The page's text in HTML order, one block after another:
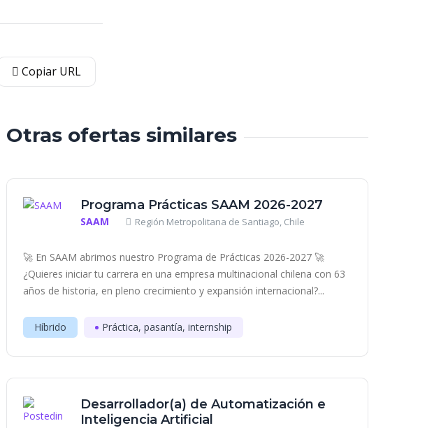
Copiar URL
Otras ofertas similares
Programa Prácticas SAAM 2026-2027
SAAM Región Metropolitana de Santiago, Chile
🚀 En SAAM abrimos nuestro Programa de Prácticas 2026-2027 🚀
¿Quieres iniciar tu carrera en una empresa multinacional chilena con 63
años de historia, en pleno crecimiento y expansión internacional?...
Híbrido Práctica, pasantía, internship
Desarrollador(a) de Automatización e
Inteligencia Artificial